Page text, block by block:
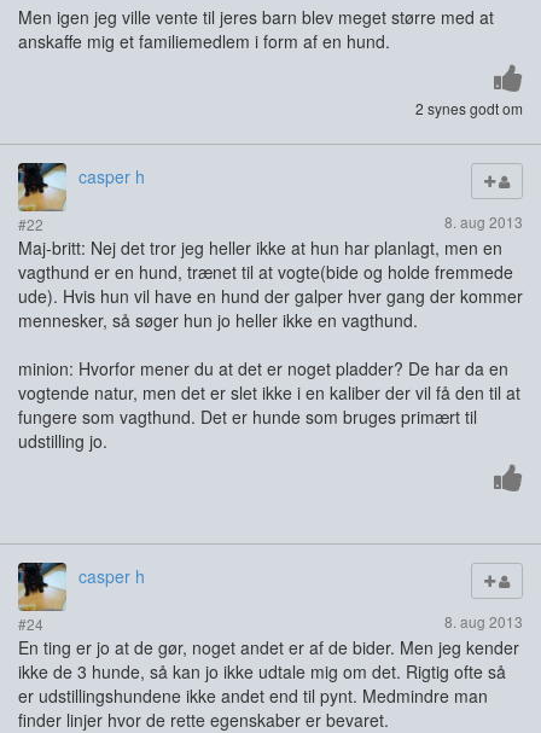
Men igen jeg ville vente til jeres barn blev meget større med at
anskaffe mig et familiemedlem i form af en hund.
2 synes godt om
casper h
#22 8. aug 2013
Maj-britt: Nej det tror jeg heller ikke at hun har planlagt, men en
vagthund er en hund, trænet til at vogte(bide og holde fremmede
ude). Hvis hun vil have en hund der galper hver gang der kommer
mennesker, så søger hun jo heller ikke en vagthund.
minion: Hvorfor mener du at det er noget pladder? De har da en
vogtende natur, men det er slet ikke i en kaliber der vil få den til at
fungere som vagthund. Det er hunde som bruges primært til
udstilling jo.
casper h
#24 8. aug 2013
En ting er jo at de gør, noget andet er af de bider. Men jeg kender
ikke de 3 hunde, så kan jo ikke udtale mig om det. Rigtig ofte så
er udstillingshundene ikke andet end til pynt. Medmindre man
finder linjer hvor de rette egenskaber er bevaret.